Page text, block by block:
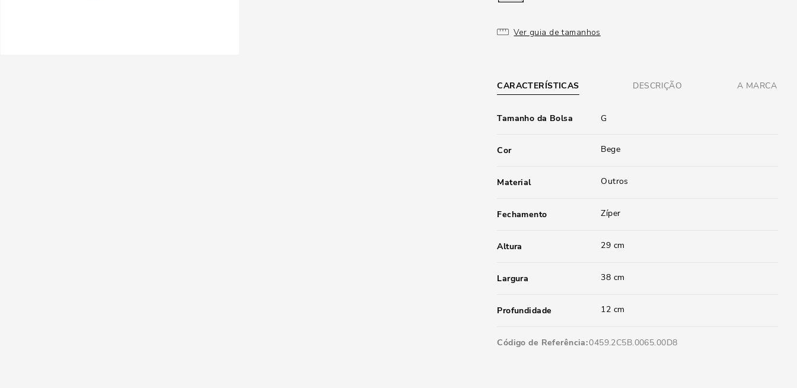
Ver guia de tamanhos
CARACTERÍSTICAS DESCRIÇÃO A MARCA
Tamanho da Bolsa G
Cor Bege
Material Outros
Fechamento Zíper
Altura 29 cm
Largura 38 cm
Profundidade 12 cm
Código de Referência 0459.2C5B.0065.00D8